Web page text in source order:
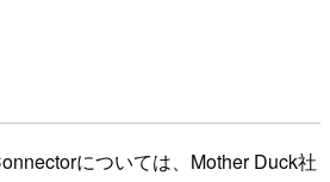
については、Mother Duck社